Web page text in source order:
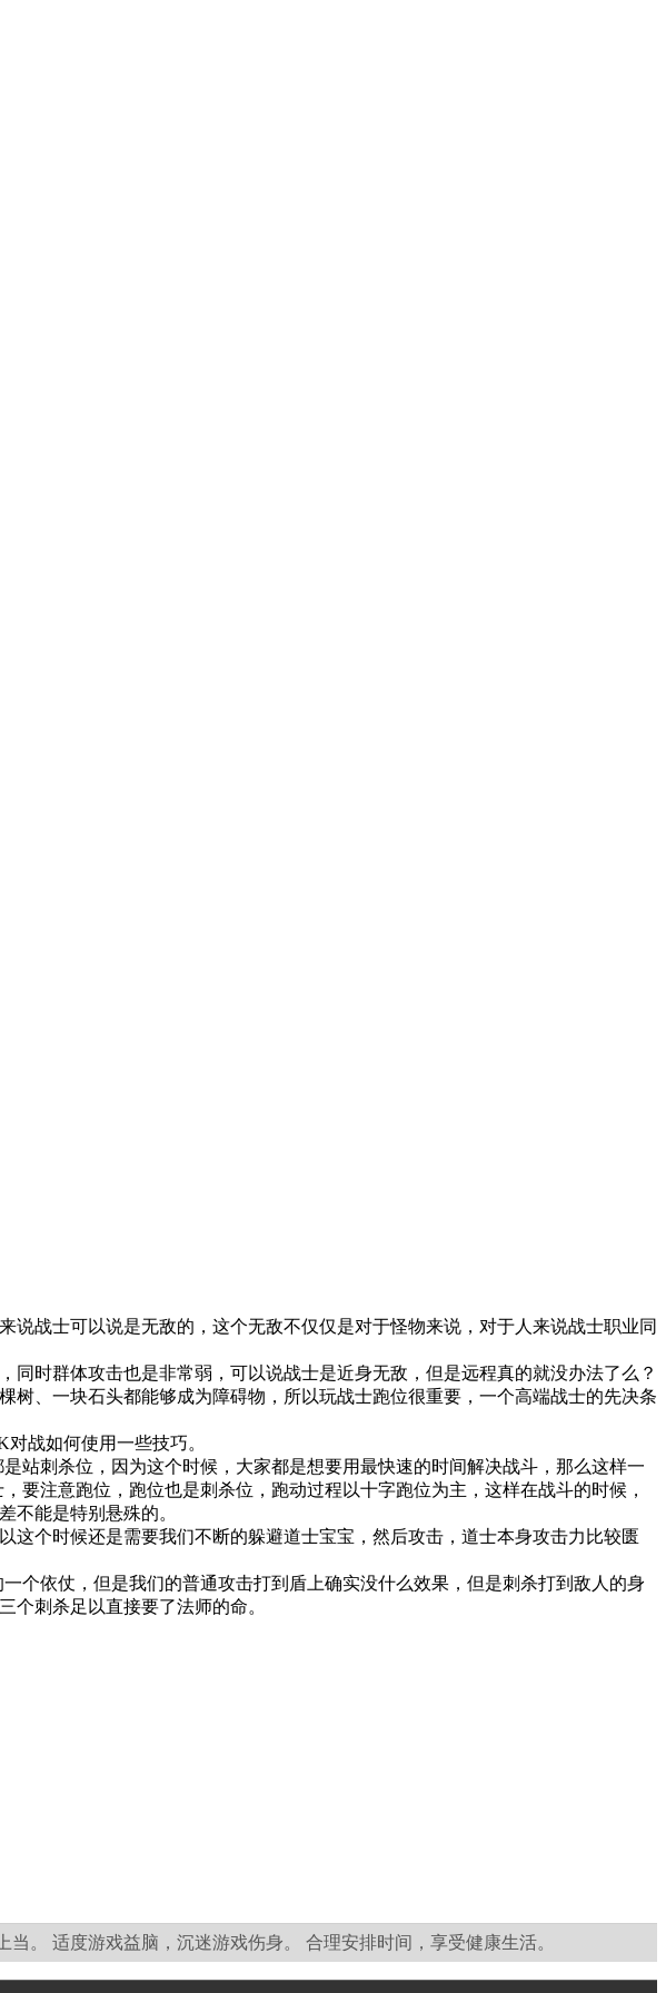
战士可以说是无敌的，这个无敌不仅仅是对于怪物来说，对于人来说战士职业同
时群体攻击也是非常弱，可以说战士是近身无敌，但是远程真的就没办法了么？
、一块石头都能够成为障碍物，所以玩战士跑位很重要，一个高端战士的先决条
战如何使用一些技巧。
刺杀位，因为这个时候，大家都是想要用最快速的时间解决战斗，那么这样一
注意跑位，跑位也是刺杀位，跑动过程以十字跑位为主，这样在战斗的时候，
不能是特别悬殊的。
个时候还是需要我们不断的躲避道士宝宝，然后攻击，道士本身攻击力比较匮
依仗，但是我们的普通攻击打到盾上确实没什么效果，但是刺杀打到敌人的身
个刺杀足以直接要了法师的命。
。 适度游戏益脑，沉迷游戏伤身。 合理安排时间，享受健康生活。